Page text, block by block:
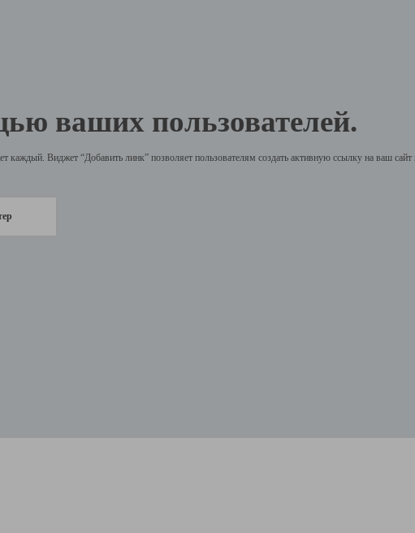
ваших пользователей.
каждый. Виджет “Добавить линк” позволяет пользователям создать активную ссылку на ваш сайт